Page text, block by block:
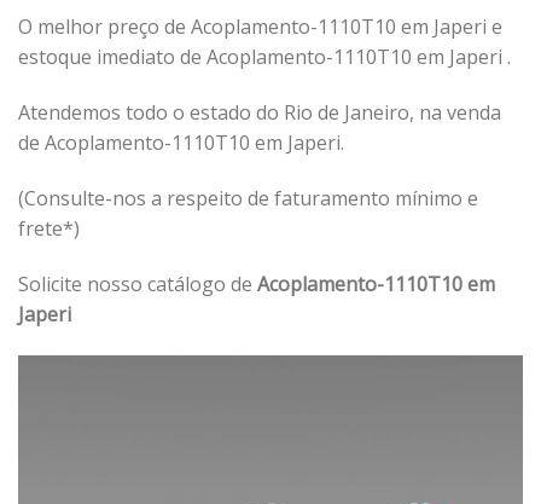
O melhor preço de Acoplamento-1110T10 em Japeri e
estoque imediato de Acoplamento-1110T10 em Japeri .
Atendemos todo o estado do Rio de Janeiro, na venda
de Acoplamento-1110T10 em Japeri.
(Consulte-nos a respeito de faturamento mínimo e
frete*)
Solicite nosso catálogo de Acoplamento-1110T10 em
Japeri